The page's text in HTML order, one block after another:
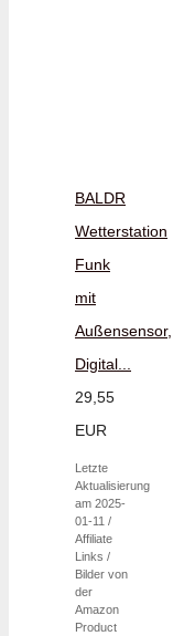
BALDR
Wetterstation
Funk
mit
Außensensor,
Digital...
29,55
EUR
Letzte
Aktualisierung
am 2025-
01-11 /
Affiliate
Links /
Bilder von
der
Amazon
Product